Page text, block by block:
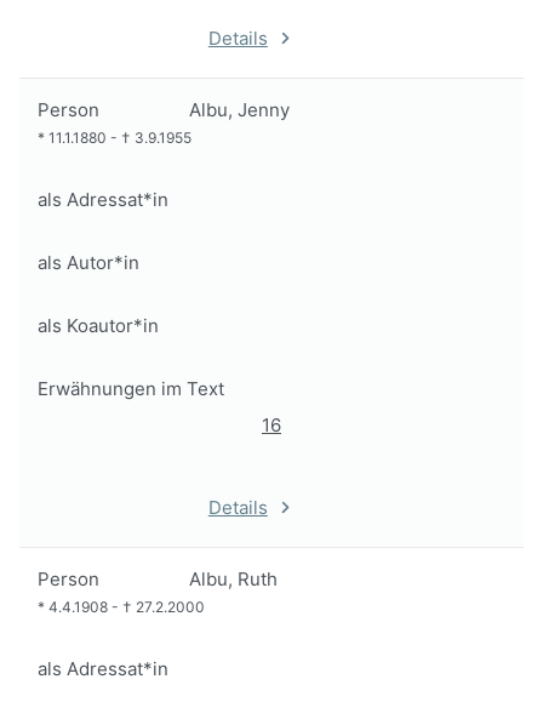
Details
Person Albu, Jenny
* 11.1.1880 - † 3.9.1955
als Adressat*in
als Autor*in
als Koautor*in
Erwähnungen im Text
16
Details
Person Albu, Ruth
* 4.4.1908 - † 27.2.2000
als Adressat*in